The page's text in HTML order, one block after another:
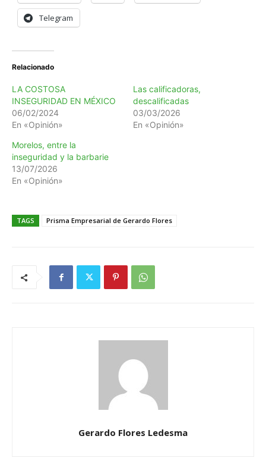
Telegram
Relacionado
LA COSTOSA
INSEGURIDAD EN MÉXICO
06/02/2024
En «Opinión»
Las calificadoras,
descalificadas
03/03/2026
En «Opinión»
Morelos, entre la
inseguridad y la barbarie
13/07/2026
En «Opinión»
TAGS Prisma Empresarial de Gerardo Flores
Gerardo Flores Ledesma